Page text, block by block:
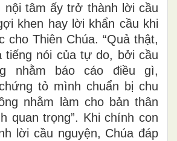
nội tâm ấy trở thành lời cầu
khen hay lời khẩn cầu khi
cho Thiên Chúa. “Quả thật,
tiếng nói của tự do, bởi cầu
nhằm báo cáo điều gì,
tỏ mình chuẩn bị chu
nhằm làm cho bản thân
quan trọng”. Khi chính con
lời cầu nguyện, Chúa đáp